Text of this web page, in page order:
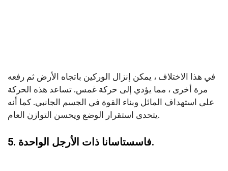
في هذا الاختلاف ، يمكن إنزال الوركين باتجاه الأرض ثم رفعه
مرة أخرى ، مما يؤدي إلى حركة غمس. تساعد هذه الحركة
على استهداف المائل وبناء القوة في الجسم الجانبي. كما أنه
يتحدى استقرار الوضع ويحسن التوازن العام.
5. فاسستاسانا ذات الأرجل الواحدة.